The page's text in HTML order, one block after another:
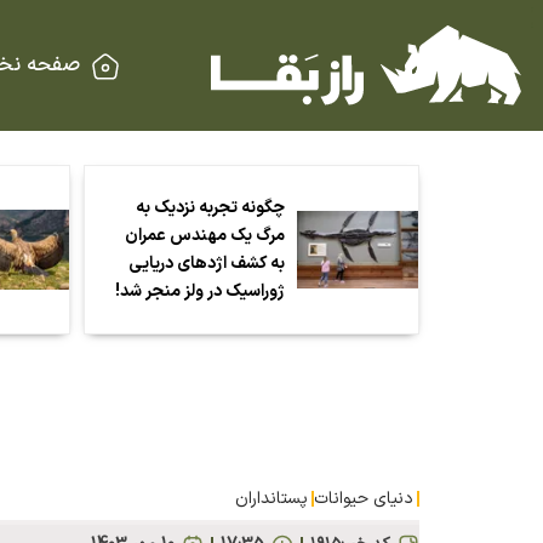
صفحه
چگونه تجربه نزدیک به
مرگ یک مهندس عمران
به کشف اژد‌های دریایی
ژوراسیک در ولز منجر شد!
دنیای حیوانات پستانداران